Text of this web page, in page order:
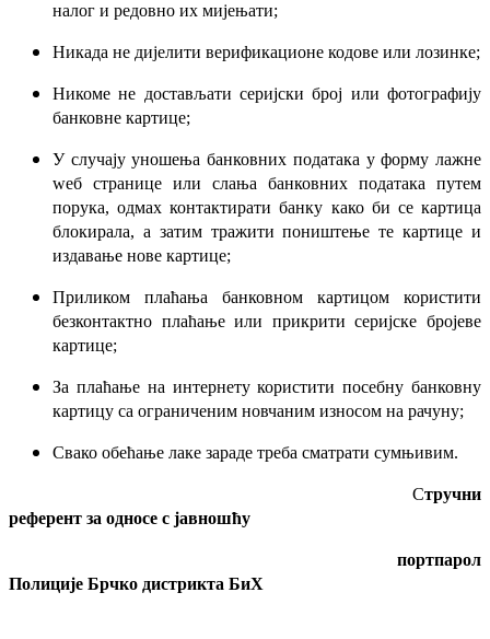
налог и редовно их мијењати;
Никада не дијелити верификационе кодове или лозинке;
Никоме не достављати серијски број или фотографију
банковне картице;
У случају уношења банковних података у форму лажне
wеб странице или слања банковних података путем
порука, одмах контактирати банку како би се картица
блокирала, а затим тражити поништење те картице и
издавање нове картице;
Приликом плаћања банковном картицом користити
безконтактно плаћање или прикрити серијске бројеве
картице;
За плаћање на интернету користити посебну банковну
картицу са ограниченим новчаним износом на рачуну;
Свако обећање лаке зараде треба сматрати сумњивим.
Стручни
референт за односе с јавношћу
портпарол
Полиције Брчко дистрикта БиХ